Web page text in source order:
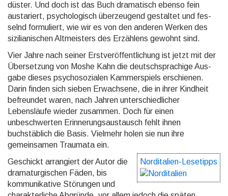
düster. Und doch ist das Buch dra­ma­tisch ebenso fein
austariert, psychologisch über­zeu­gend gestaltet und fes­
selnd formuliert, wie wir es von den anderen Werken des
sizilianischen Altmeisters des Erzählens gewohnt sind.
Vier Jahre nach seiner Erstveröffentlichung ist jetzt mit der
Übersetzung von Moshe Kahn die deutschspra­chi­ge Aus­
gabe dieses psychosozialen Kammerspiels erschienen.
Darin finden sich sieben Erwachsene, die in ihrer Kindheit
befreundet waren, nach Jahren unterschiedlicher
Lebensläufe wieder zusammen. Doch für einen
unbeschwerten Erinnerungsaustausch fehlt ihnen
buchstäblich die Basis. Vielmehr holen sie nun ihre
gemeinsamen Traumata ein.
Norditalien-Lesetipps
Geschickt arrangiert der Autor die
dramaturgischen Fäden, bis
kommunikative Störungen und